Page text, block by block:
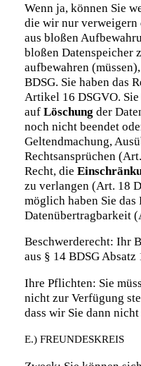
Wenn ja, können Sie
die wir nur verweigern
aus bloßen
bloßen Datenspeicher
aufbewahren
BDSG. Sie haben das
Artikel 16 DSGVO. Sie
auf Löschung der
noch nicht beendet
Geltendmachung,
Rechtsansprüchen
Recht, die
zu verlangen (Art. 18
möglich haben Sie das
Datenübertragbarkeit
Beschwerderecht: Ihr
aus § 14 BDSG Absatz
Ihre Pflichten: Sie
nicht zur Verfügung
dass wir Sie dann
E.) FREUNDESKREIS